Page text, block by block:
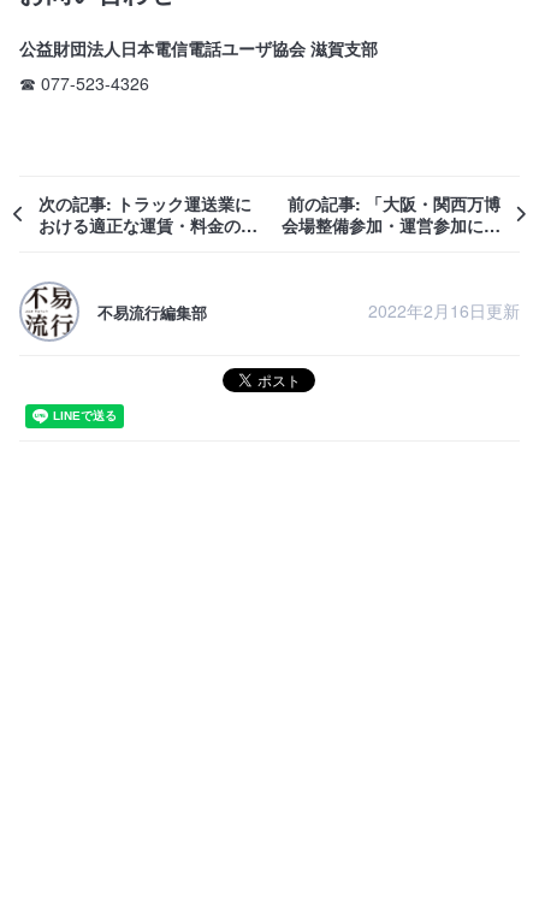
公益財団法人日本電信電話ユーザ協会 滋賀支部
☎ 077-523-4326
次の記事: トラック運送業に
おける適正な運賃・料金の収
前の記事: 「大阪・関西万博
会場整備参加・運営参加に関
不易流行編集部 2022年2月16日更新